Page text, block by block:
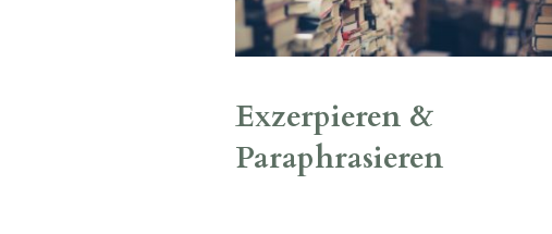
Exzerpieren &
Paraphrasieren